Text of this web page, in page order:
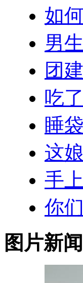
如
男
团
吃
睡
这
手
你
图片新闻